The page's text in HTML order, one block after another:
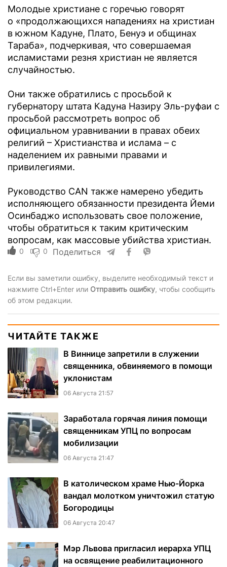
Молодые христиане с горечью говорят
о «продолжающихся нападениях на христиан
в южном Кадуне, Плато, Бенуэ и общинах
Тараба», подчеркивая, что совершаемая
исламистами резня христиан не является
случайностью.
Они также обратились с просьбой к
губернатору штата Кадуна Назиру Эль-руфаи с
просьбой рассмотреть вопрос об
официальном уравнивании в правах обеих
религий – Христианства и ислама – с
наделением их равными правами и
привилегиями.
Руководство CAN также намерено убедить
исполняющего обязанности президента Йеми
Осинбаджо использовать свое положение,
чтобы обратиться к таким критическим
вопросам, как массовые убийства христиан.
0 0 Поделиться
Если вы заметили ошибку, выделите необходимый текст и
нажмите Ctrl+Enter или Отправить ошибку, чтобы сообщить
об этом редакции.
ЧИТАЙТЕ ТАКЖЕ
В Виннице запретили в служении
священника, обвиняемого в помощи
уклонистам
06 Августа 21:57
Заработала горячая линия помощи
священникам УПЦ по вопросам
мобилизации
06 Августа 21:47
В католическом храме Нью-Йорка
вандал молотком уничтожил статую
Богородицы
06 Августа 20:47
Мэр Львова пригласил иерарха УПЦ
на освящение реабилитационного